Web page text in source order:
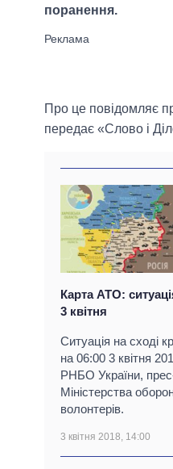
поранення.
Про це повідомляє
передає «Слово і
Карта АТО:
3 квітня
Ситуація на сході
на 06:00 3 квітня
РНБО України,
Міністерства
волонтерів.
3 квітня 2018, 14:00